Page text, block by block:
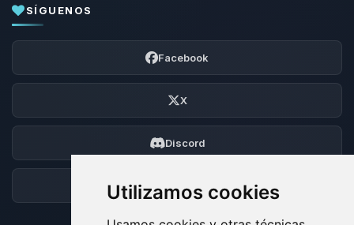
Utilizamos cookies
SÍGUENOS
Facebook
X
Discord
Foro